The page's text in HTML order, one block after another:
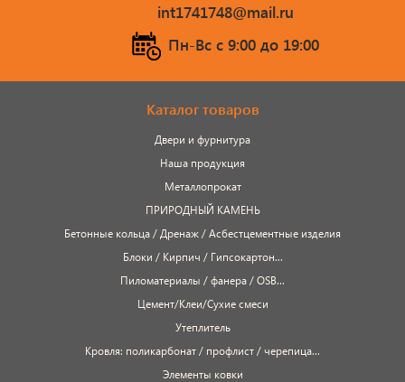
Кровля: поликарбонат / профлист /
Лакокрасочные материалы
Электро-бензо инструменты
Ручной инструмент
Пропитки для дерева
int1741748@mail.ru
Пн-Вс c 9:00 до 19:00
Каталог товаров
Двери и фурнитура
Наша продукция
Металлопрокат
ПРИРОДНЫЙ КАМЕНЬ
Бетонные кольца / Дренаж / Асбестцементные изделия
Блоки / Кирпич / Гипсокартон...
Пиломатериалы / фанера / OSB...
Цемент/Клеи/Сухие смеси
Утеплитель
Кровля: поликарбонат / профлист / черепица...
Элементы ковки